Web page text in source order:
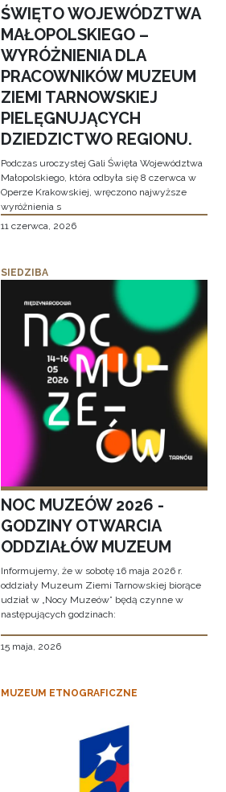
ŚWIĘTO WOJEWÓDZTWA
MAŁOPOLSKIEGO –
WYRÓŻNIENIA DLA
PRACOWNIKÓW MUZEUM
ZIEMI TARNOWSKIEJ
PIELĘGNUJĄCYCH
DZIEDZICTWO REGIONU.
Podczas uroczystej Gali Święta Województwa
Małopolskiego, która odbyła się 8 czerwca w
Operze Krakowskiej, wręczono najwyższe
wyróżnienia s
11 czerwca, 2026
SIEDZIBA
NOC MUZEÓW 2026 -
GODZINY OTWARCIA
ODDZIAŁÓW MUZEUM
Informujemy, że w sobotę 16 maja 2026 r.
oddziały Muzeum Ziemi Tarnowskiej biorące
udział w „Nocy Muzeów” będą czynne w
następujących godzinach:
15 maja, 2026
MUZEUM ETNOGRAFICZNE